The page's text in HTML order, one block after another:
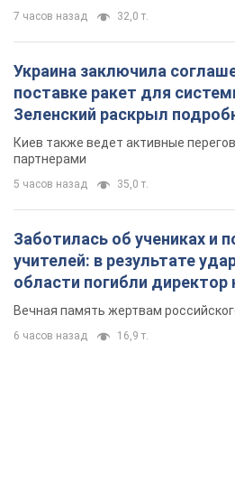
7 часов назад 32,0 т.
Украина заключила
поставке ракет для
Зеленский раскрыл
Киев также ведет активные
партнерами
5 часов назад 35,0 т.
Заботилась об учениках и
учителей: в результате
области погибли директор
муж и внук
Вечная память жертвам
6 часов назад 16,9 т.